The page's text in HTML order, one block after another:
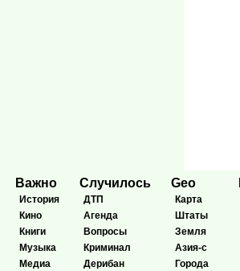
Важно
История
Кино
Книги
Музыка
Медиа
Случилось
ДТП
Агенда
Вопросы
Криминал
Дерибан
Geo
Карта
Штаты
Земля
Азия-с
Города